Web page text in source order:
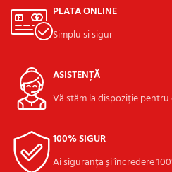
PLATA ONLINE
Simplu si sigur
ASISTENȚĂ
Vă stăm la dispoziție
100% SIGUR
Ai siguranța și încredere